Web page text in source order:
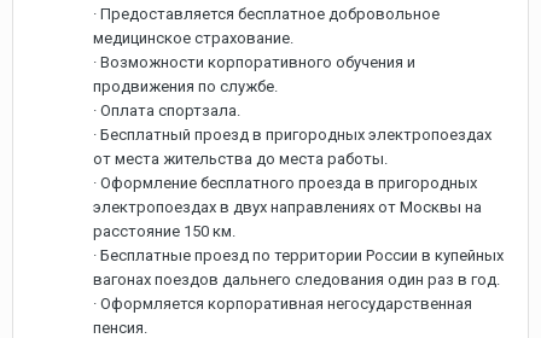
· Предоставляется бесплатное добровольное
медицинское страхование.
· Возможности корпоративного обучения и
продвижения по службе.
· Оплата спортзала.
· Бесплатный проезд в пригородных электропоездах
от места жительства до места работы.
· Оформление бесплатного проезда в пригородных
электропоездах в двух направлениях от Москвы на
расстояние 150 км.
· Бесплатные проезд по территории России в купейных
вагонах поездов дальнего следования один раз в год.
· Оформляется корпоративная негосударственная
пенсия.